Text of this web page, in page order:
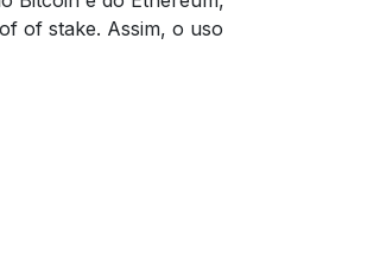
of stake. Assim, o uso